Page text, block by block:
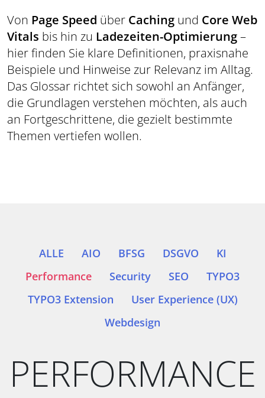
Von Page Speed über Caching und Core Web
Vitals bis hin zu Ladezeiten-Optimierung–
hier finden Sie klare Definitionen, praxisnahe
Beispiele und Hinweise zur Relevanz im Alltag.
Das Glossar richtet sich sowohl an Anfänger,
die Grundlagen verstehen möchten, als auch
an Fortgeschrittene, die gezielt bestimmte
Themen vertiefen wollen.
ALLE AIO BFSG DSGVO
KI
Performance
Security SEO
TYPO3
TYPO3 Extension
User Experience (UX)
Webdesign
PERFORMANCE